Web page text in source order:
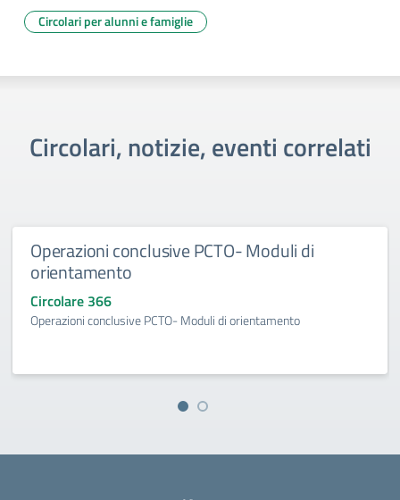
Circolari per alunni e famiglie
Circolari, notizie, eventi correlati
Operazioni conclusive PCTO- Moduli di
orientamento
Circolare 366
Operazioni conclusive PCTO- Moduli di orientamento